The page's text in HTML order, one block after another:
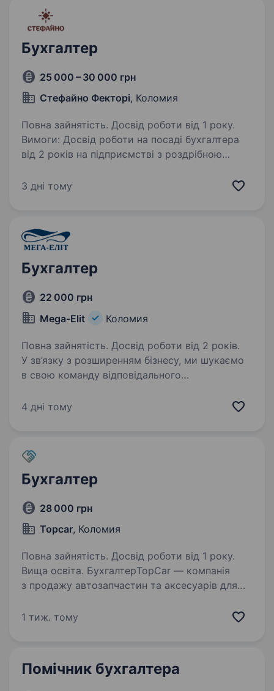
Бухгалтер
25 000 – 30 000 грн
Стефайно Фекторі, Коломия
Повна зайнятість. Досвід роботи від 1 року.
Вимоги: Досвід роботи на посаді бухгалтера
від 2 років на підприємстві з роздрібною
Пунктуальність, відповідальність. Умови
3 дні тому
Бухгалтер
22 000 грн
Mega-Elit
Коломия
Повна зайнятість. Досвід роботи від 2 років.
У зв’язку з розширенням бізнесу, ми шукаємо
в свою команду відповідального
економічна освіта — Досвід роботи
4 дні тому
Бухгалтер
28 000 грн
Topcar, Коломия
Повна зайнятість. Досвід роботи від 1 року.
Вища освіта. БухгалтерTopCar — компанія
з продажу автозапчастин та аксесуарів для
бухгалтера. Зарплата: 28 000 грн
1 тиж. тому
Помічник бухгалтера